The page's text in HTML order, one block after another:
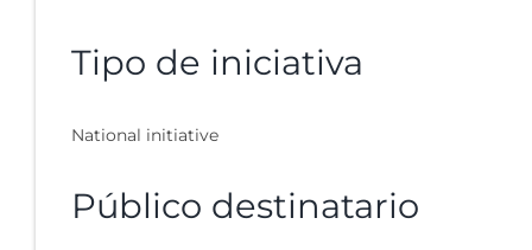
Tipo de iniciativa
National initiative
Público destinatario